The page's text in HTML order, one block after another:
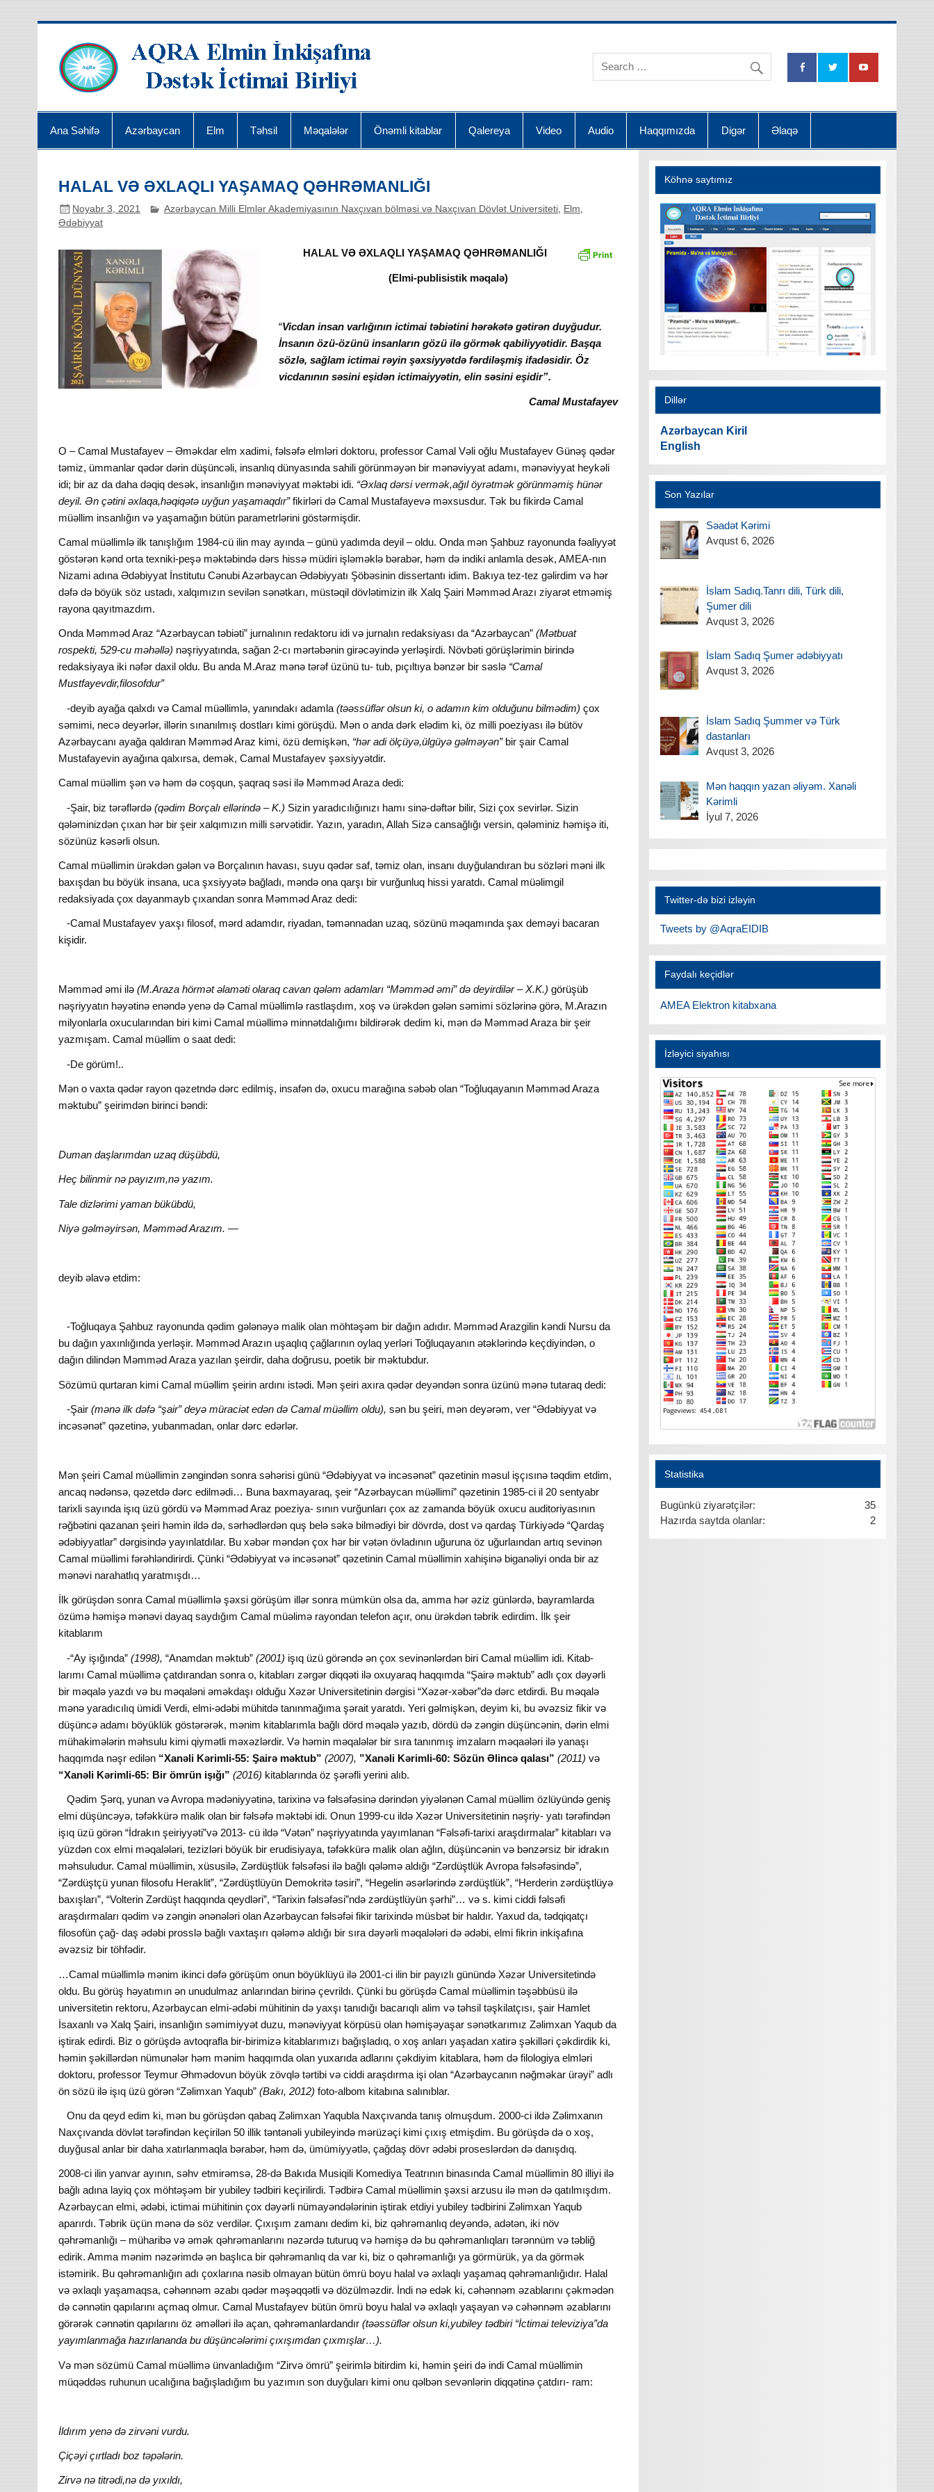
AQRA Elmin İnkişafına Dətsək İctimai Birliyi
Ana Səhifə Azərbaycan Elm Təhsil Məqalələr Önəmli kitablar Qalereya Video Audio Haqqımızda Digər Əlaqə
HALAL VƏ ƏXLAQLI YAŞAMAQ QƏHRƏMANLIĞI
Noyabr 3, 2021 Azərbaycan Milli Elmlər Akademiyasının Naxçıvan bölməsi və Naxçıvan Dövlət Universiteti, Elm
Ədəbiyyat
HALAL VƏ ƏXLAQLI YAŞAMAQ QƏHRƏMANLIĞI
(Elmi-publisistik məqalə)
“Vicdan insan varlığının ictimai təbiətini hərəkətə gətirən duyğudur.
İnsanın özü-özünü insanların gözü ilə görmək qabiliyyətidir. Başqa
sözlə, sağlam ictimai rəyin şəxsiyyətdə fərdiləşmiş ifadəsidir. Öz
vicdanının səsini eşidən ictimaiyyətin, elin səsini eşidir”.
Camal Mustafayev
O – Camal Mustafayev – Əməkdar elm xadimi, fəlsəfə elmləri doktoru, professor Camal Vəli oğlu Mustafayev Günəş qədər
təmiz, ümmanlar qədər dərin düşüncəli, insanlıq dünyasında sahili görünməyən bir mənəviyyat adamı, mənəviyyat heykəli
idi; bir az da daha dəqiq desək, insanlığın mənəviyyat məktəbi idi. “Əxlaq dərsi vermək,ağıl öyrətmək görünməmiş hünər
deyil. Ən çətini əxlaqa,həqiqətə uyğun yaşamaqdır”fikirləri də Camal Mustafayevə məxsusdur. Tək bu fikirdə Camal
müəllim insanlığın və yaşamağın bütün parametrlərini göstərmişdir.
Camal müəllimlə ilk tanışlığım 1984-cü ilin may ayında – günü yadımda deyil – oldu. Onda mən Şahbuz rayonunda fəaliyyət
göstərən kənd orta texniki-peşə məktəbində dərs hissə müdiri işləməklə bərabər, həm də indiki anlamla desək, AMEA-nın
Nizami adına Ədəbiyyat İnstitutu Cənubi Azərbaycan Ədəbiyyatı Şöbəsinin dissertantı idim. Bakıya tez-tez gəlirdim və hər
dəfə də böyük söz ustadı, xalqımızın sevilən sənətkarı, müstəqil dövlətimizin ilk Xalq Şairi Məmməd Arazı ziyarət etməmiş
rayona qayıtmazdım.
Onda Məmməd Araz “Azərbaycan təbiəti” jurnalının redaktoru idi və jurnalın redaksiyası da “Azərbaycan”(Mətbuat
rospekti, 529-cu məhəllə) nəşriyyatında, sağan 2-cı mərtəbənin girəcəyində yerləşirdi. Növbəti görüşlərimin birində
redaksiyaya iki nəfər daxil oldu. Bu anda M.Araz mənə tərəf üzünü tu- tub, pıçıltıya bənzər bir səslə “Camal
Mustfayevdir,filosofdur”
-deyib ayağa qalxdı və Camal müəllimlə, yanındakı adamla(təəssüflər olsun ki, o adamın kim olduğunu bilmədim)çox
səmimi, necə deyərlər, illərin sınanılmış dostları kimi görüşdü. Mən o anda dərk elədim ki, öz milli poeziyası ilə bütöv
Azərbaycanı ayağa qaldıran Məmməd Araz kimi, özü demişkən, “hər adi ölçüyə,ülgüyə gəlməyən” bir şair Camal
Mustafayevin ayağına qalxırsa, demək, Camal Mustafayev şəxsiyyətdir.
Camal müəllim şən və həm də coşqun, şaqraq səsi ilə Məmməd Araza dedi:
-Şair, biz tərəflərdə(qədim Borçalı ellərində – K.) Sizin yaradıcılığınızı hamı sinə-dəftər bilir, Sizi çox sevirlər. Sizin
qələminizdən çıxan hər bir şeir xalqımızın milli sərvətidir. Yazın, yaradın, Allah Sizə cansağlığı versin, qələminiz həmişə iti,
sözünüz kəsərli olsun.
Camal müəllimin ürəkdən gələn və Borçalının havası, suyu qədər saf, təmiz olan, insanı duyğulandıran bu sözləri məni ilk
baxışdan bu böyük insana, uca şxsiyyətə bağladı, məndə ona qarşı bir vurğunluq hissi yaratdı. Camal müəlimgil
redaksiyada çox dayanmayb çıxandan sonra Məmməd Araz dedi:
-Camal Mustafayev yaxşı filosof, mərd adamdır, riyadan, təmənnadan uzaq, sözünü məqamında şax deməyi bacaran
kişidir.
Məmməd əmi ilə(M.Araza hörmət əlaməti olaraq cavan qələm adamları “Məmməd əmi” də deyirdilər – X.K.)görüşüb
nəşriyyatın həyətinə enəndə yenə də Camal müəllimlə rastlaşdım, xoş və ürəkdən gələn səmimi sözlərinə görə, M.Arazın
milyonlarla oxucularından biri kimi Camal müəllimə minnətdalığımı bildirərək dedim ki, mən də Məmməd Araza bir şeir
yazmışam. Camal müəllim o saat dedi:
-De görüm!..
Mən o vaxta qədər rayon qəzetndə dərc edilmiş, insafən də, oxucu marağına səbəb olan “Toğluqayanın Məmməd Araza
məktubu” şeirimdən birinci bəndi:
Duman daşlarımdan uzaq düşübdü,
Heç bilinmir nə payızım,nə yazım.
Tale dizlərimi yaman bükübdü,
Niyə gəlməyirsən, Məmməd Arazım. —
deyib əlavə etdim:
-Toğluqaya Şahbuz rayonunda qədim gələnəyə malik olan möhtəşəm bir dağın adıdır. Məmməd Arazgilin kəndi Nursu da
bu dağın yaxınlığında yerləşir. Məmməd Arazın uşaqlıq çağlarının oylaq yerləri Toğluqayanın ətəklərində keçdiyindən, o
dağın dilindən Məmməd Araza yazılan şeirdir, daha doğrusu, poetik bir məktubdur.
Sözümü qurtaran kimi Camal müəllim şeirin ardını istədi. Mən şeiri axıra qədər deyəndən sonra üzünü mənə tutaraq dedi:
-Şair(mənə ilk dəfə “şair” deyə müraciət edən də Camal müəllim oldu),sən bu şeiri, mən deyərəm, ver “Ədəbiyyat və
incəsənət” qəzetinə, yubanmadan, onlar dərc edərlər.
Mən şeiri Camal müəllimin zəngindən sonra səhərisi günü “Ədəbiyyat və incəsənət” qəzetinin məsul işçısınə təqdim etdim,
ancaq nədənsə, qəzetdə dərc edilmədi… Buna baxmayaraq, şeir “Azərbaycan müəllimi” qəzetinin 1985-ci il 20 sentyabr
tarixli sayında işıq üzü gördü və Məmməd Araz poeziya- sının vurğunları çox az zamanda böyük oxucu auditoriyasının
rəğbətini qazanan şeiri həmin ildə də, sərhədlərdən quş belə səkə bilmədiyi bir dövrdə, dost və qardaş Türkiyədə “Qardaş
ədəbiyyatlar” dərgisində yayınlatdılar. Bu xəbər məndən çox hər bir vətən övladının uğuruna öz uğurlaından artıq sevinən
Camal müəllimi fərəhləndirirdi. Çünki “Ədəbiyyat və incəsənət” qəzetinin Camal müəllimin xahişinə biganəliyi onda bir az
mənəvi narahatlıq yaratmışdı…
İlk görüşdən sonra Camal müəllimlə şəxsi görüşüm illər sonra mümkün olsa da, amma hər əziz günlərdə, bayramlarda
özümə həmişə mənəvi dayaq saydığım Camal müəlimə rayondan telefon açır, onu ürəkdən təbrik edirdim. İlk şeir
kitablarım
-“Ay işığında”(1998),“Anamdan məktub”(2001) işıq üzü görəndə ən çox sevinənlərdən biri Camal müəllim idi. Kitab-
larımı Camal müəllimə çatdırandan sonra o, kitabları zərgər diqqəti ilə oxuyaraq haqqımda “Şairə məktub” adlı çox dəyərli
bir məqalə yazdı və bu məqaləni əməkdaşı olduğu Xəzər Universitetinin dərgisi “Xəzər-xəbər”də dərc etdirdi. Bu məqalə
mənə yaradıcılıq ümidi Verdi, elmi-ədəbi mühitdə tanınmağıma şərait yaratdı. Yeri gəlmişkən, deyim ki, bu əvəzsiz fikir və
düşüncə adamı böyüklük göstərərək, mənim kitablarımla bağlı dörd məqalə yazıb, dördü də zəngin düşüncənin, dərin elmi
mühakimələrin məhsulu kimi qiymətli məxəzlərdir. Və həmin məqalələr bir sıra tanınmış imzalarn məqaələri ilə yanaşı
haqqımda nəşr edilən “Xanəli Kərimli-55: Şairə məktub”(2007), ”Xanəli Kərimli-60: Sözün Əlincə qalası”(2011)və
“Xanəli Kərimli-65: Bir ömrün işığı”(2016) kitablarında öz şərəfli yerini alıb.
Qədim Şərq, yunan və Avropa mədəniyyətinə, tarixinə və fəlsəfəsinə dərindən yiyələnən Camal müəllim özlüyündə geniş
elmi düşüncəyə, təfəkkürə malik olan bir fəlsəfə məktəbi idi. Onun 1999-cu ildə Xəzər Universitetinin nəşriy- yatı tərəfindən
işıq üzü görən “İdrakın şeiriyyəti”və 2013- cü ildə “Vətən” nəşriyyatında yayımlanan “Fəlsəfi-tarixi araşdırmalar” kitabları və
yüzdən cox elmi məqalələri, tezizləri böyük bir erudisiyaya, təfəkkürə malik olan ağlın, düşüncənin və bənzərsiz bir idrakın
məhsuludur. Camal müəllimin, xüsusilə, Zərdüştlük fəlsəfəsi ilə bağlı qələmə aldığı “Zərdüştlük Avropa fəlsəfəsində”,
“Zərdüştçü yunan filosofu Heraklit”, “Zərdüştlüyün Demokritə təsiri”, “Hegelin əsərlərində zərdüştlük”, “Herderin zərdüştlüyə
baxışları”, “Volterin Zərdüşt haqqında qeydləri”, “Tarixin fəlsəfəsi”ndə zərdüştlüyün şərhi”… və s. kimi ciddi fəlsəfi
araşdırmaları qədim və zəngin ənənələri olan Azərbaycan fəlsəfəi fikir tarixində müsbət bir haldır. Yaxud da, tədqiqatçı
filosofün çağ- daş ədəbi prosslə bağlı vaxtaşırı qələmə aldığı bir sıra dəyərli məqalələri də ədəbi, elmi fikrin inkişafına
əvəzsiz bir töhfədir.
…Camal müəllimlə mənim ikinci dəfə görüşüm onun böyüklüyü ilə 2001-ci ilin bir payızlı günündə Xəzər Universitetində
oldu. Bu görüş həyatımın ən unudulmaz anlarından birinə çevrildı. Çünki bu görüşdə Camal müəllimin təşəbbüsü ilə
universitetin rektoru, Azərbaycan elmi-ədəbi mühitinin də yaxşı tanıdığı bacarıqlı alim və təhsil təşkilatçısı, şair Hamlet
İsaxanlı və Xalq Şairi, insanlığın səmimiyyət duzu, mənəviyyat körpüsü olan həmişəyaşar sənətkarımız Zəlimxan Yaqub da
iştirak edirdi. Biz o görüşdə avtoqrafla bir-birimizə kitablarımızı bağışladıq, o xoş anları yaşadan xatirə şəkilləri çəkdirdik ki,
həmin şəkillərdən nümunələr həm mənim haqqımda olan yuxarıda adlarını çəkdiyim kitablara, həm də filologiya elmləri
doktoru, professor Teymur Əhmədovun böyük zövqlə tərtibi və ciddi araşdırma işi olan “Azərbaycanın nəğməkar ürəyi” adlı
ön sözü ilə işıq üzü görən “Zəlimxan Yaqub”(Bakı, 2012)foto-albom kitabına salınıblar.
Onu da qeyd edim ki, mən bu görüşdən qabaq Zəlimxan Yaqubla Naxçıvanda tanış olmuşdum. 2000-ci ildə Zəlimxanın
Naxçıvanda dövlət tərəfindən keçirilən 50 illik təntənəli yubileyində mərüzəçi kimi çıxış etmişdim. Bu görüşdə də o xoş,
duyğusal anlar bir daha xatırlanmaqla bərabər, həm də, ümümiyyətlə, çağdaş dövr ədəbi proseslərdən də danışdıq.
2008-ci ilin yanvar ayının, səhv etmirəmsə, 28-də Bakıda Musiqili Komediya Teatrının binasında Camal müəllimin 80 illiyi ilə
bağlı adına layiq çox möhtəşəm bir yubiley tədbiri keçirilirdi. Tədbirə Camal müəllimin şəxsi arzusu ilə mən də qatılmışdım.
Azərbaycan elmi, ədəbi, ictimai mühitinin çox dəyərli nümayəndələrinin iştirak etdiyi yubiley tədbirini Zəlimxan Yaqub
aparırdı. Təbrik üçün mənə də söz verdilər. Çıxışım zamanı dedim ki, biz qəhrəmanlıq deyəndə, adətən, iki növ
qəhrəmanlığı – müharibə və əmək qəhrəmanlarını nəzərdə tuturuq və həmişə də bu qəhrəmanlıqları tərənnüm və təbliğ
edirik. Amma mənim nəzərimdə ən başlıca bir qəhrəmanlıq da var ki, biz o qəhrəmanlığı ya görmürük, ya da görmək
istəmirik. Bu qəhrəmanlığın adı çoxlarına nəsib olmayan bütün ömrü boyu halal və əxlaqlı yaşamaq qəhrəmanlığıdır. Halal
və əxlaqlı yaşamaqsa, cəhənnəm əzabı qədər məşəqqətli və dözülməzdir. İndi nə edək ki, cəhənnəm əzablarını çəkmədən
də cənnətin qapılarını açmaq olmur. Camal Mustafayev bütün ömrü boyu halal və əxlaqlı yaşayan və cəhənnəm əzablarını
görərək cənnətin qapılarını öz əməlləri ilə açan, qəhrəmanlardandır(təəssüflər olsun ki,yubileytədbiri “İctimai televiziya”da
yayımlanmağa hazırlananda bu düşüncələrimi çıxışımdan çıxmışlar…).
Və mən sözümü Camal müəllimə ünvanladığım “Zirvə ömrü” şeirimlə bitirdim ki, həmin şeiri də indi Camal müəllimin
müqəddəs ruhunun ucalığına bağışladığım bu yazımın son duyğuları kimi onu qəlbən sevənlərin diqqətinə çatdırı- ram:
İldırım yenə də zirvəni vurdu.
Çiçəyi çırtladı boz təpələrin.
Zirvə nə titrədi,nə də yıxıldı,
Köhnə saytımız
Dillər
Azərbaycan Kiril
English
Son Yazılar
Səadət Kərimi
Avqust 6, 2026
İslam Sadıq.Tanrı dili, Türk dili,
Şumer dili
Avqust 3, 2026
İslam Sadıq Şumer ədəbiyyatı
Avqust 3, 2026
İslam Sadıq Şummer və Türk
dastanları
Avqust 3, 2026
Mən haqqın yazan əliyəm. Xanəli
Kərimli
İyul 7, 2026
Twitter-də bizi izləyin
Tweets by @AqraEIDIB
Faydalı keçidlər
AMEA Elektron kitabxana
İzləyici siyahısı
Statistika
35
Bugünkü ziyarətçilər:
2
Hazırda saytda olanlar: